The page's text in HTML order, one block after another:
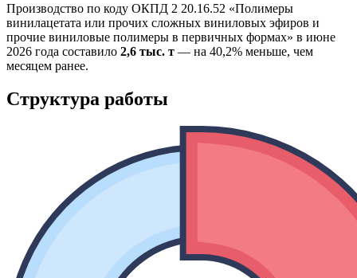
Производство по коду ОКПД 2 20.16.52 «Полимеры
винилацетата или прочих сложных виниловых эфиров и
прочие виниловые полимеры в первичных формах» в июне
2026 года составило 2,6 тыс. т — на 40,2% меньше, чем
месяцем ранее.
Структура работы